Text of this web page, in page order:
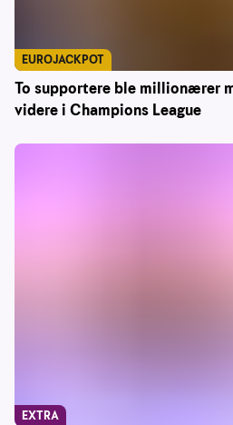
To supportere ble millionærer
videre i Champions League
EUROJACKPOT
EXTRA